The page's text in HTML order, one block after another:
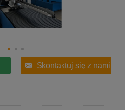
Skontaktuj się z nami